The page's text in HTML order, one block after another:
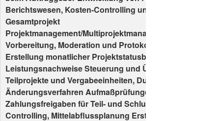
Berichtswesen, Kosten-Controlling und Steuerung für
Gesamtprojekt
Projektmanagement/Multiprojektmanagement/
Vorbereitung, Moderation und Protokollierung der
Erstellung monatlicher Projektstatusberichte und
Leistungsnachweise Steuerung und Überwachung der
Teilprojekte und Vergabeeinheiten, Durchführung von
Änderungsverfahren Aufmaßprüfungen,
Zahlungsfreigaben für Teil- und Schlussrechnungen
Controlling, Mittelabflussplanung Erstellung von